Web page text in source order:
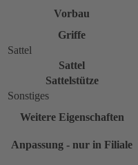
Vorbau
Griffe
Sattel
Sattel
Sattelstütze
Sonstiges
Weitere Eigenschaften
Anpassung - nur in Filiale